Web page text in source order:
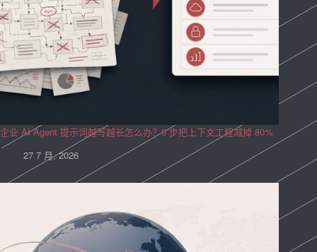
企业 AI Agent 提示词越写越长怎么办？6 步把上下文工程减掉 80%
27 7 月, 2026